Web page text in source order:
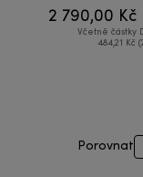
2 790,00 Kč
Včetně částky
484,21 Kč
Porovnat